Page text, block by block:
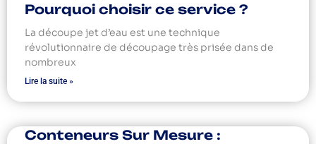
Pourquoi choisir ce service ?
La découpe jet d’eau est une technique
révolutionnaire de découpage très prisée dans de
nombreux
Lire la suite »
Conteneurs Sur Mesure :